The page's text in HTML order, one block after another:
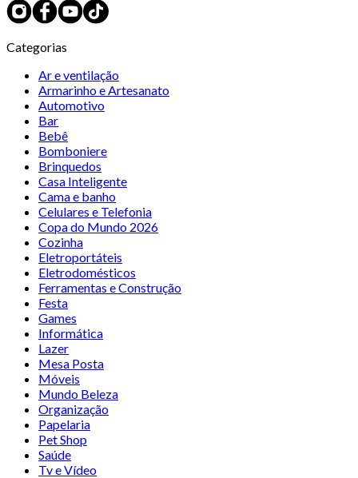
Categorias
Ar e ventilação
Armarinho e Artesanato
Automotivo
Bar
Bebê
Bomboniere
Brinquedos
Casa Inteligente
Cama e banho
Celulares e Telefonia
Copa do Mundo 2026
Cozinha
Eletroportáteis
Eletrodomésticos
Ferramentas e Construção
Festa
Games
Informática
Lazer
Mesa Posta
Móveis
Mundo Beleza
Organização
Papelaria
Pet Shop
Saúde
Tv e Vídeo